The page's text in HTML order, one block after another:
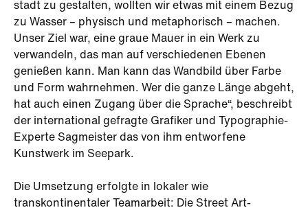
stadt zu gestalten, wollten wir etwas mit einem Bezug
zu Wasser – physisch und metaphorisch – machen.
Unser Ziel war, eine graue Mauer in ein Werk zu
verwandeln, das man auf verschiedenen Ebenen
genießen kann. Man kann das Wandbild über Farbe
und Form wahrnehmen. Wer die ganze Länge abgeht,
hat auch einen Zugang über die Sprache“, beschreibt
der international gefragte Grafiker und Typographie-
Experte Sagmeister das von ihm entworfene
Kunstwerk im Seepark.
Die Umsetzung erfolgte in lokaler wie
transkontinentaler Teamarbeit: Die Street Art-